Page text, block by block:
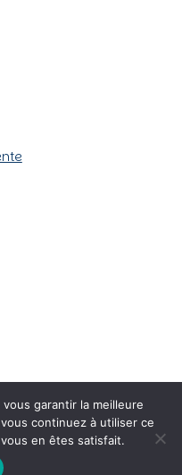
garantir la meilleure
continuez à utiliser ce
en êtes satisfait.